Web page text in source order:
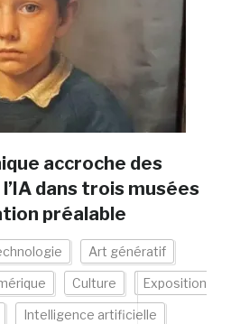
accroche des
dans trois musées
préalable
Art génératif
Culture Exposition
Intelligence artificielle